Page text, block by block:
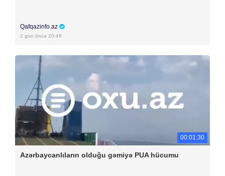
Qafqazinfo.az
2 gün öncə 20:46
00:01:30
Azərbaycanlıların olduğu gəmiyə PUA hücumu